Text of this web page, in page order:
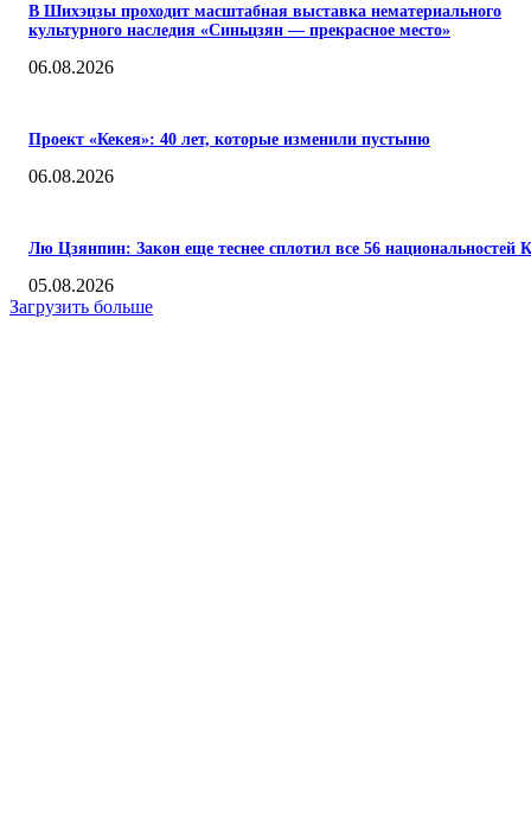
В Шихэцзы проходит масштабная выставка нематериального
культурного наследия «Синьцзян — прекрасное место»
06.08.2026
Проект «Кекея»: 40 лет, которые изменили пустыню
06.08.2026
Лю Цзянпин: Закон еще теснее сплотил все 56 национальностей
05.08.2026
Загрузить больше